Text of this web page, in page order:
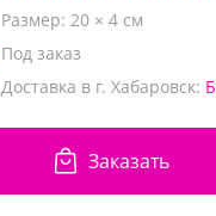
Размер: 20 × 4 см
Под заказ
Доставка в г. Хабаровск:
Заказать